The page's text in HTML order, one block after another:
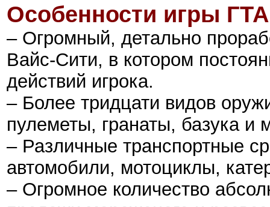
Особенности игры
– Огромный, детально
Вайс-Cити, в котором
действий игрока.
– Более тридцати видов
пулеметы, гранаты, базука и
– Различные транспортные
автомобили, мотоциклы,
– Огромное количество